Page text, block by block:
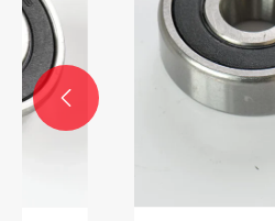
